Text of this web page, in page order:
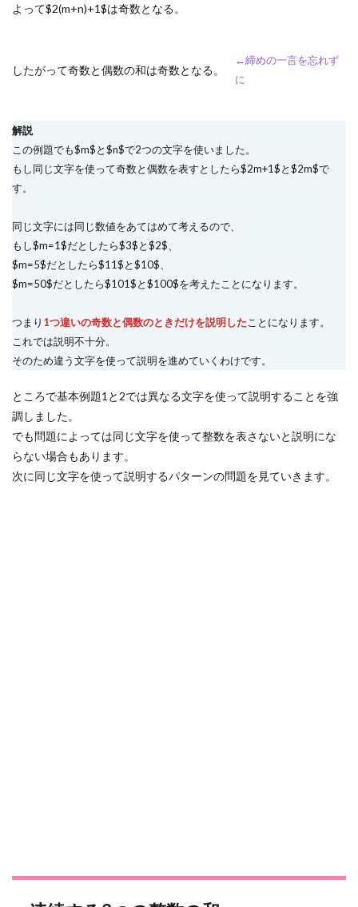
よって$2(m+n)+1$は奇数となる。
したがって奇数と偶数の和は奇数となる。
←締めの一言を忘れず
に
解説
この例題でも$m$と$n$で2つの文字を使いました。
もし同じ文字を使って奇数と偶数を表すとしたら$2m+1$と$2m$で
す。
同じ文字には同じ数値をあてはめて考えるので、
もし$m=1$だとしたら$3$と$2$、
$m=5$だとしたら$11$と$10$、
$m=50$だとしたら$101$と$100$を考えたことになります。
つまり 1つ違いの奇数と偶数のときだけを説明した ことになります。
これでは説明不十分。
そのため違う文字を使って説明を進めていくわけです。
ところで基本例題1と2では異なる文字を使って説明することを強
調しました。
でも問題によっては同じ文字を使って整数を表さないと説明にな
らない場合もあります。
次に同じ文字を使って説明するパターンの問題を見ていきます。